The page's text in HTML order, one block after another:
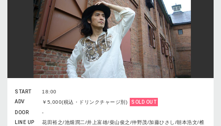
START
18:00
ADV
￥5,000(税込・ドリンクチャージ別)
SOLD OUT
DOOR
-
LINE UP
花田裕之/池畑潤二/井上富雄/柴山俊之/仲野茂/加藤ひさし/朝本浩文/椎